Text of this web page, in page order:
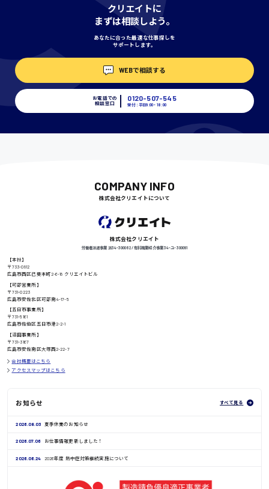
高知県
鳥取県
時給1400円〜
日給8000円〜
クリエイトに
まずは相談しよう。
あなたに合った最適な仕事探しを
サポートします。
WEBで相談する
お電話での
相談窓口
0120-507-545
受付：平日9:00 - 18:00
COMPANY INFO
株式会社クリエイトについて
株式会社クリエイト
労働者派遣事業 派34-300062 / 有料職業紹介事業 34-ユ-300091
【本社】
〒733-0812
広島市西区己斐本町2-6-18 クリエイトビル
【可部営業所】
〒731-0223
広島市安佐北区可部南4-17-5
【五日市事業所】
〒731-5161
広島市佐伯区五日市港2-2-1
【沼田事業所】
〒731-3167
広島市安佐南区大塚西2-22-7
会社概要はこちら
アクセスマップはこちら
お知らせ すべて見る
2026.08.03 夏季休業のお知らせ
2026.07.06 お仕事情報更新しました！
2026.06.24 2026年度 熱中症対策継続実施について